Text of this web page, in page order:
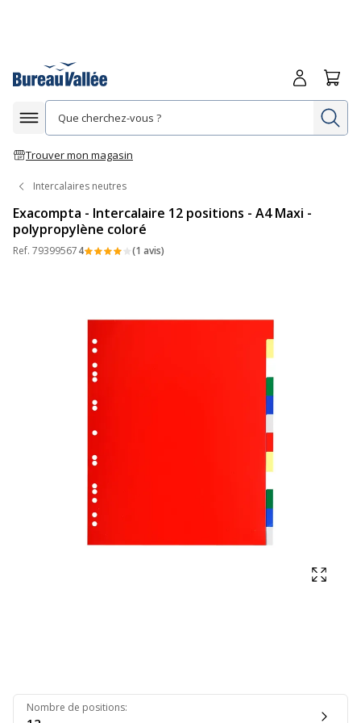
Afficher la navigation
Trouver mon magasin
Me
Intercalaires neutres
Exacompta - Intercalaire 12 positions - A4 Maxi -
polypropylène coloré
Ref. 793995674 (1 avis)
Nombre de positions: